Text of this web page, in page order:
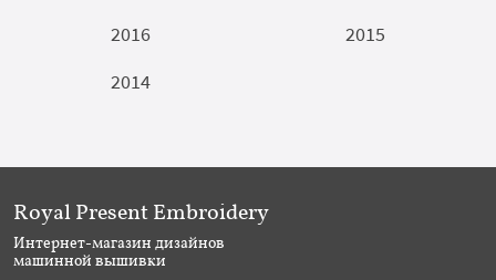
2016
2015
2014
Royal Present Embroidery
Интернет-магазин дизайнов
машинной вышивки